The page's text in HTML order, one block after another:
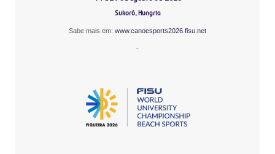
Sukoró, Hungria
Sabe mais em: www.canoesports2026.fisu.net
-